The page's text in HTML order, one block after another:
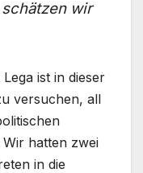
wir
ist in dieser
versuchen, all
hatten zwei
in die